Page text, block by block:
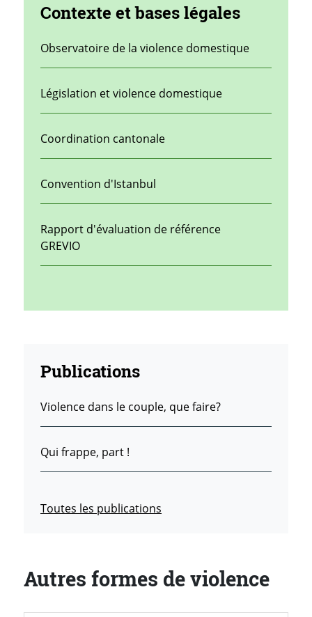
Contexte et bases légales
Observatoire de la violence domestique
Législation et violence domestique
Coordination cantonale
Convention d'Istanbul
Rapport d'évaluation de référence
GREVIO
Publications
Violence dans le couple, que faire?
Qui frappe, part !
Toutes les publications
Autres formes de violence